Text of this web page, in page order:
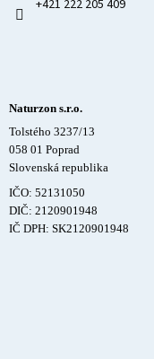
+421 222 205 409
Naturzon s.r.o.
Tolstého 3237/13
058 01 Poprad
Slovenská republika
IČO: 52131050
DIČ: 2120901948
IČ DPH: SK2120901948